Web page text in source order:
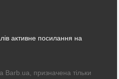
активне посилання на
призначена тільки